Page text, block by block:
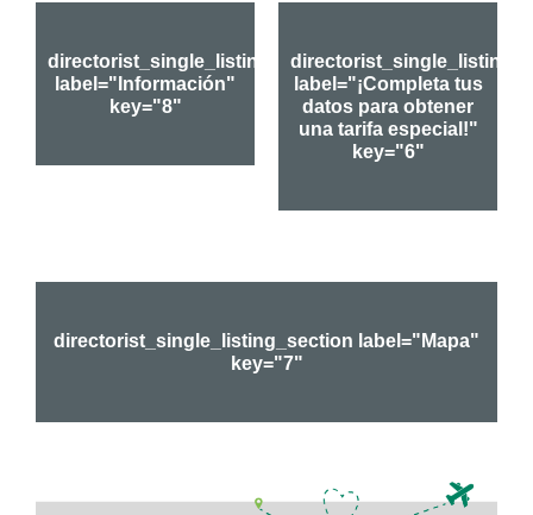
directorist_single_listing_section
label="Información"
key="8"
label="¡Completa tus
datos para obtener
una tarifa especial!"
key="6"
directorist_single_listing_section label="Mapa"
key="7"